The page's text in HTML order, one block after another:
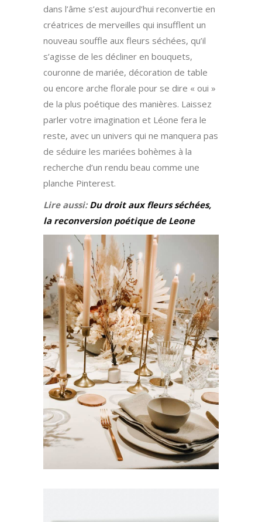
dans l’âme s’est aujourd’hui reconvertie en
créatrices de merveilles qui insufflent un
nouveau souffle aux fleurs séchées, qu’il
s’agisse de les décliner en bouquets,
couronne de mariée, décoration de table
ou encore arche florale pour se dire « oui »
de la plus poétique des manières. Laissez
parler votre imagination et Léone fera le
reste, avec un univers qui ne manquera pas
de séduire les mariées bohèmes à la
recherche d’un rendu beau comme une
planche Pinterest.
Lire aussi:Du droit aux fleurs séchées,
la reconversion poétique de Leone